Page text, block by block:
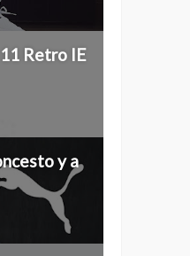
Retro IE
y a